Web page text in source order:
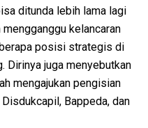
ditunda lebih lama lagi
kelancaran
posisi strategis di
Dirinya juga menyebutkan
mengajukan pengisian
Bappeda, dan